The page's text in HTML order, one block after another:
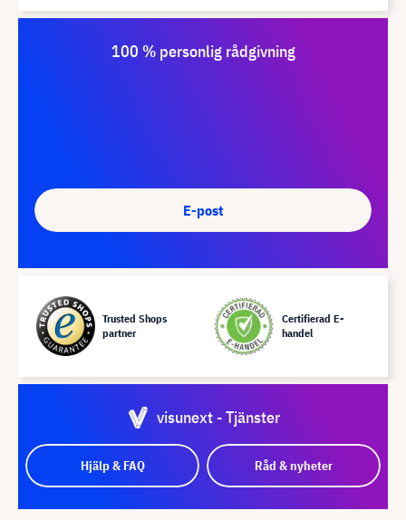
100 % personlig rådgivning
E-post
Trusted Shops
partner
Certifierad E-
handel
visunext - Tjänster
Hjälp & FAQ Råd & nyheter